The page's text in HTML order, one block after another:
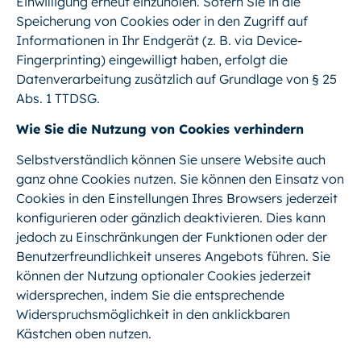
Speicherung von Cookies oder in den Zugriff auf
Informationen in Ihr Endgerät (z. B. via Device-
Fingerprinting) eingewilligt haben, erfolgt die
Datenverarbeitung zusätzlich auf Grundlage von § 25
Abs. 1 TTDSG.
Wie Sie die Nutzung von Cookies verhindern
Selbstverständlich können Sie unsere Website auch
ganz ohne Cookies nutzen. Sie können den Einsatz von
Cookies in den Einstellungen Ihres Browsers jederzeit
konfigurieren oder gänzlich deaktivieren. Dies kann
jedoch zu Einschränkungen der Funktionen oder der
Benutzerfreundlichkeit unseres Angebots führen. Sie
können der Nutzung optionaler Cookies jederzeit
widersprechen, indem Sie die entsprechende
Widerspruchsmöglichkeit in den anklickbaren
Kästchen oben nutzen.